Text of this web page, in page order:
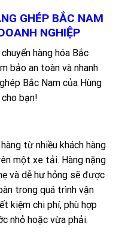
GHÉP BẮC NAM
NGHIỆP
hàng hóa Bắc
bảo an toàn và nhanh
Bắc Nam của Hùng
bạn!
từ nhiều khách hàng
một xe tải. Hàng nặng
và dễ hư hỏng sẽ được
trong quá trình vận
kiệm chi phí, phù hợp
nhỏ hoặc vừa phải.